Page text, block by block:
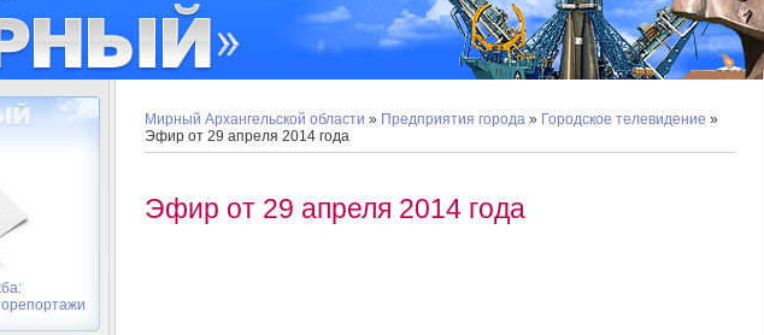
Мирный Архангельской области » Предприятия города » Городское телевидение »
Эфир от 29 апреля 2014 года
Эфир от 29 апреля 2014 года